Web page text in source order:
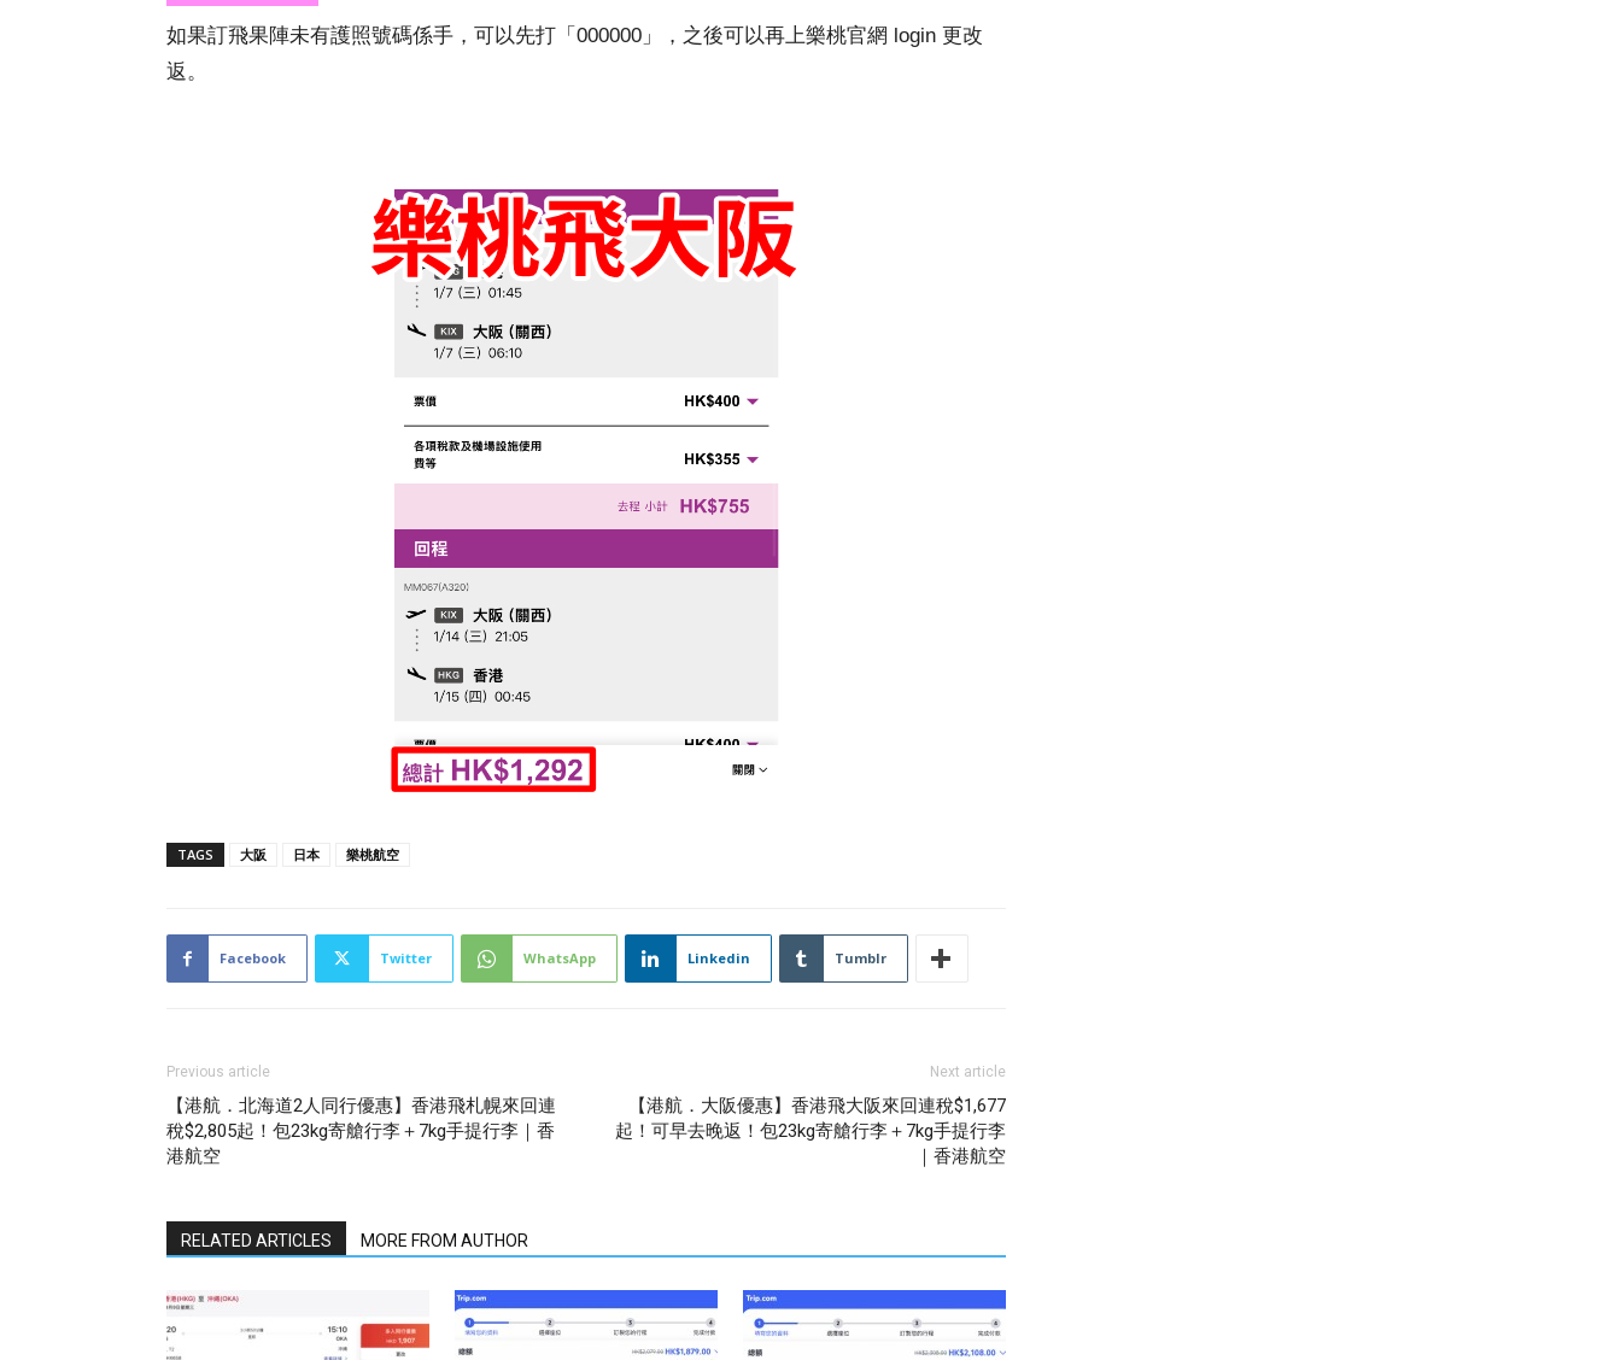
如果訂飛果陣未有護照號碼係手，可以先打「000000」，之後可以再上樂桃官網 login 更改
返。
TAGS 大阪 日本 樂桃航空
Facebook Twitter WhatsApp Linkedin Tumblr
Previous article
【港航．北海道2人同行優惠】香港飛札幌來回連
稅$2,805起！包23kg寄艙行李＋7kg手提行李｜香
港航空
Next article
【港航．大阪優惠】香港飛大阪來回連稅$1,677
起！可早去晚返！包23kg寄艙行李＋7kg手提行李
｜香港航空
RELATED ARTICLES MORE FROM AUTHOR